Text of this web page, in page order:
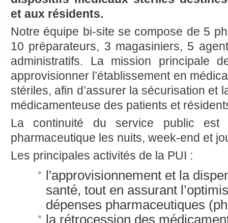
et aux résidents.
Notre équipe bi-site se compose de 5
10 préparateurs, 3 magasiniers, 5
administratifs. La mission principale
approvisionner l’établissement en
stériles, afin d’assurer la sécurisation et
médicamenteuse des patients et
La continuité du service public est
pharmaceutique les nuits, week-end et
Les principales activités de la PUI :
l'approvisionnement et la
santé, tout en assurant
dépenses pharmaceutiques
la rétrocession des